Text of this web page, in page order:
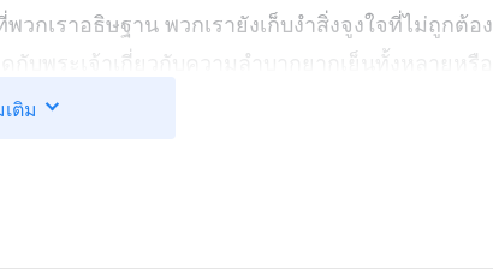
กเราอธิษฐาน พวกเรายังเก็บงำสิ่งจูงใจที่ไม่ถูกต้อง
บพระเจ้าเกี่ยวกับความลำบากยากเย็นทั้งหลายหรือ
วใจ และไม่ขอให้พระองค์ทรงนำทางและทรงนำพวก
ยว่า ยิ่งพวกเราทำการเฝ้าดูยามเช้าและการ
ติม